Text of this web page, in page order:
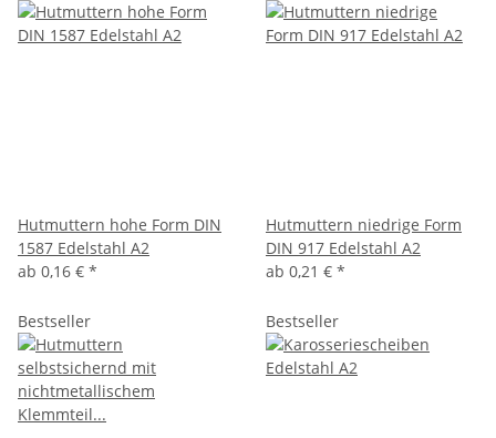
Hutmuttern hohe Form DIN
1587 Edelstahl A2
ab 0,16 € *
Hutmuttern niedrige Form
DIN 917 Edelstahl A2
ab 0,21 € *
Bestseller Bestseller